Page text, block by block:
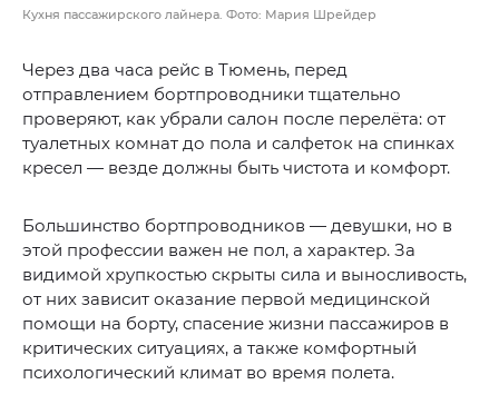
Кухня пассажирского лайнера. Фото: Мария Шрейдер
Через два часа рейс в Тюмень, перед
отправлением бортпроводники тщательно
проверяют, как убрали салон после перелёта: от
туалетных комнат до пола и салфеток на спинках
кресел — везде должны быть чистота и комфорт.
Большинство бортпроводников — девушки, но в
этой профессии важен не пол, а характер. За
видимой хрупкостью скрыты сила и выносливость,
от них зависит оказание первой медицинской
помощи на борту, спасение жизни пассажиров в
критических ситуациях, а также комфортный
психологический климат во время полета.